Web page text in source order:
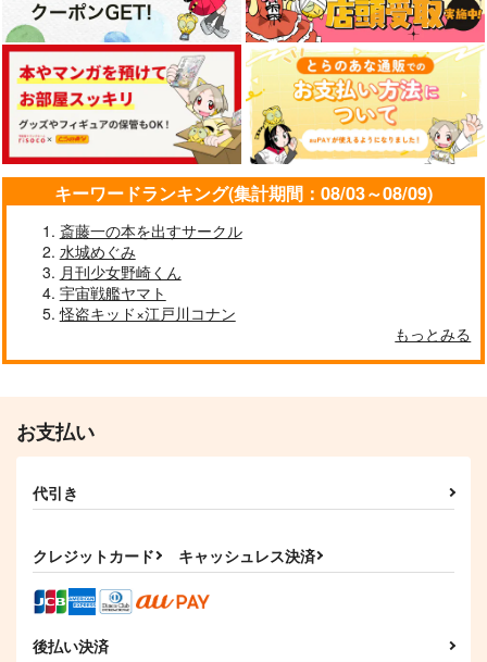
Only Ever After
しっぽキリトリ注
意！
1,300円
トレイ×ジェイド
作品詳細
ラングドシャ
Whale Magic
787円（税込）
トレイ・クローバー
monolog
monolog
1,572円（税込）
ジェイド×フロイド
ル！！
茶寮ゆめかわ
1,257円（税込）
カキツバタ×スグリ
箱庭のゆめ
787円
PUNCTUAL
キーワードランキング(集計期間：08/03～08/09)
斎藤一の本を出すサークル
水城めぐみ
月刊少女野崎くん
宇宙戦艦ヤマト
怪盗キッド×江戸川コナン
もっとみる
お支払い
代引き
クレジットカード キャッシュレス決済
後払い決済